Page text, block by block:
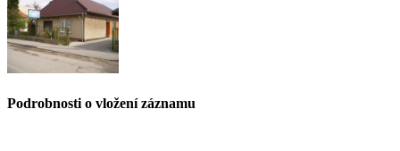
Podrobnosti o vložení záznamu